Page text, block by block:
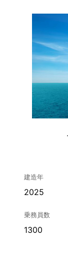
建造年
2025
乗務員数
1300